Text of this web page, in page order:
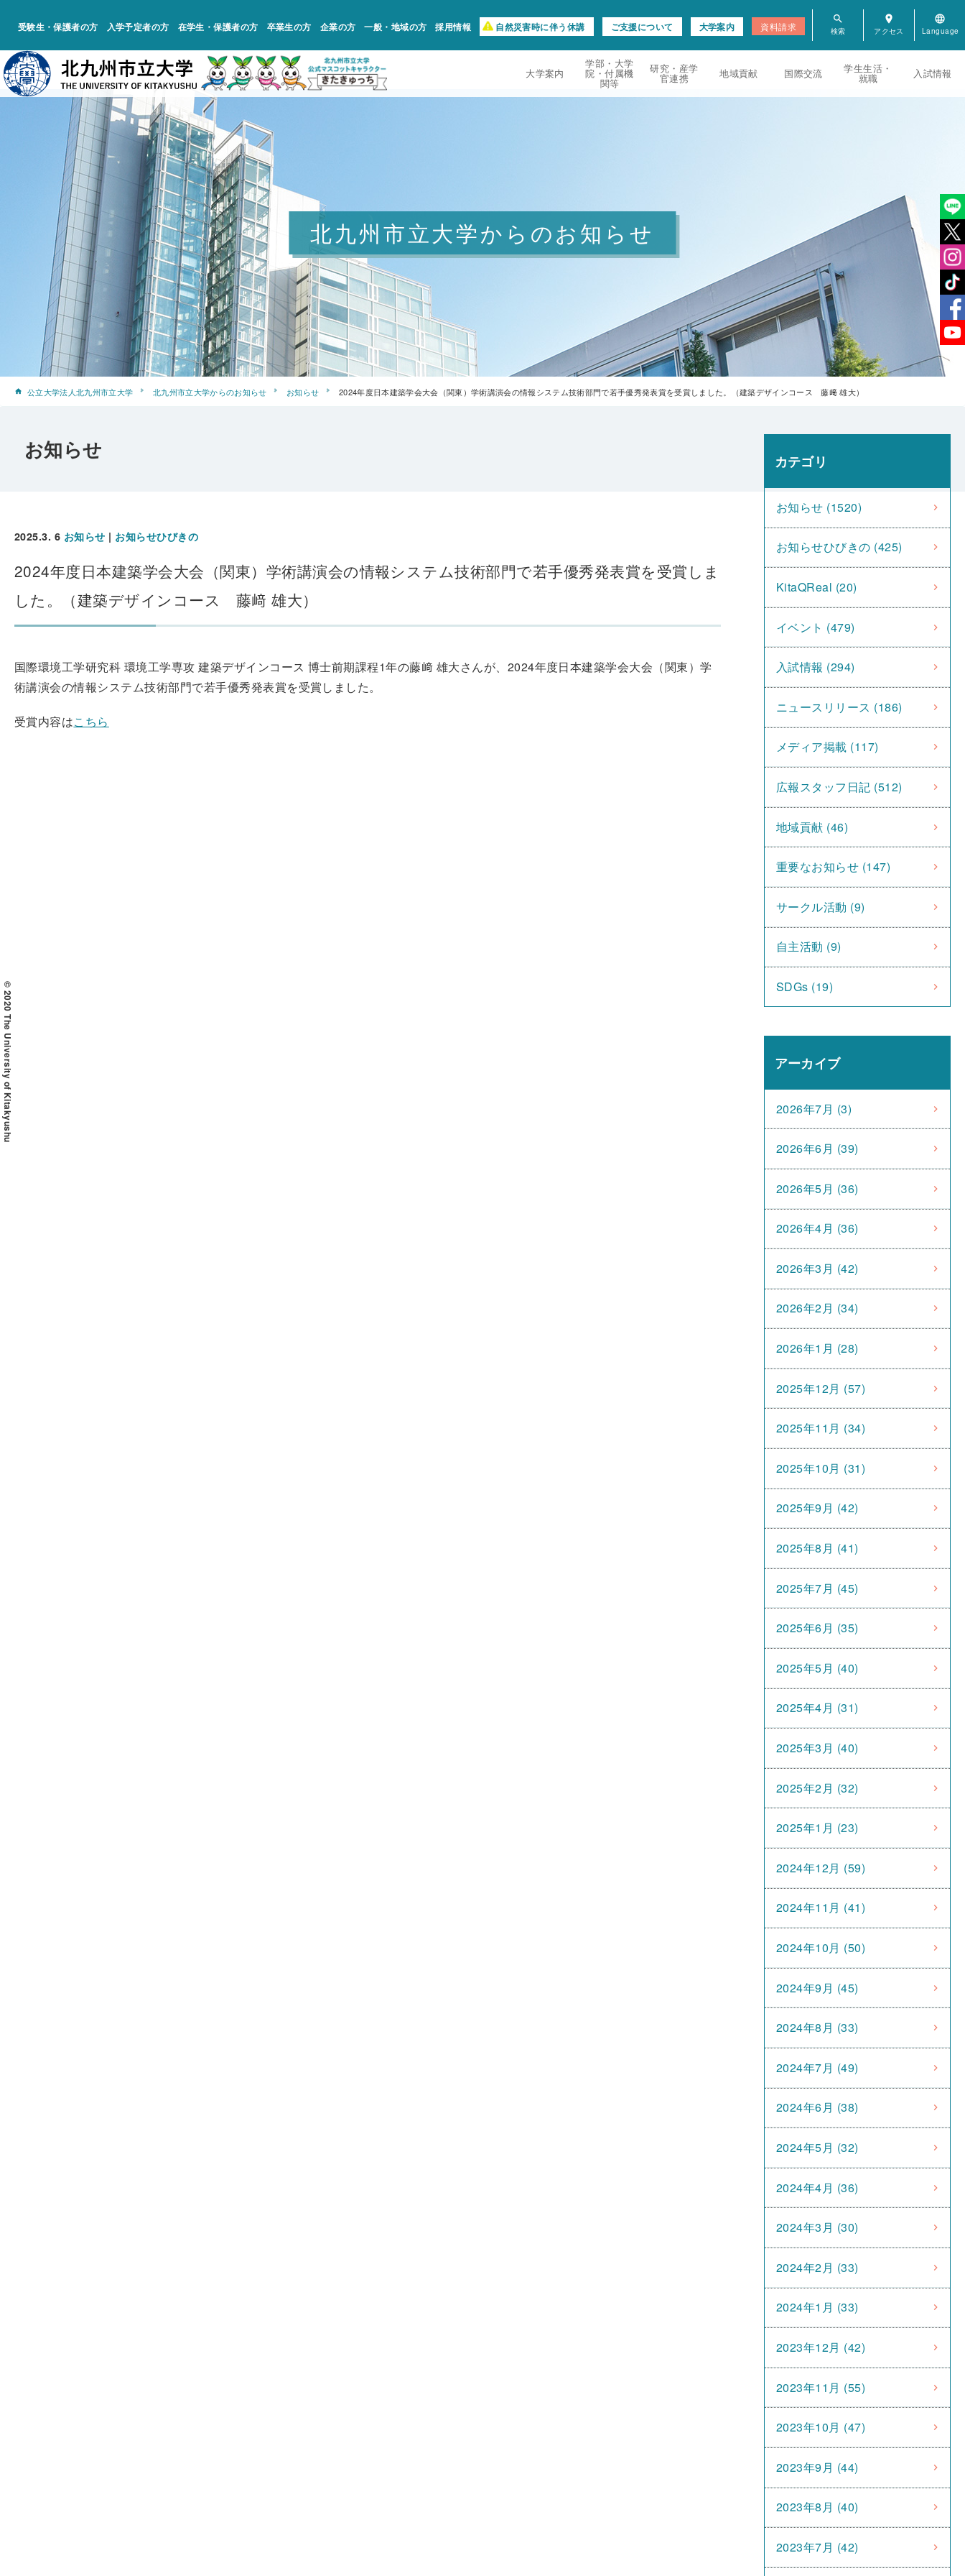
受験生・保護者の方 入学予定者の方 在学生・保護者の方 卒業生の方 企業の方 一般・地域の方 採用情報 自然災害時に伴う休講 ご支援について 大学案内 資料請求
search room language
大学案内
学部・大学
院・付属機
関等
研究・産学
官連携 地域貢献 国際交流 学生生活・
就職 入試情報
© 2020 The University of Kitakyushu
北九州市立大学からのお知らせ
公立大学法人北九州市立大学 北九州市立大学からのお知らせ お知らせ 2024年度日本建築学会大会（関東）学術講演会の情報システム技術部門で若手優秀発表賞を受賞しました。（建築デザインコース 藤﨑 雄大）
お知らせ
2025.3. 6 お知らせ | お知らせひびきの
2024年度日本建築学会大会（関東）学術講演会の情報システム技術部門で若手優秀発表賞を受賞しま
した。（建築デザインコース 藤﨑 雄大）
国際環境工学研究科 環境工学専攻 建築デザインコース 博士前期課程1年の藤﨑 雄大さんが、2024年度日本建築学会大会（関東）学
術講演会の情報システム技術部門で若手優秀発表賞を受賞しました。
受賞内容はこちら
カテゴリ
お知らせ (1520)
お知らせひびきの (425)
KitaQReal (20)
イベント (479)
入試情報 (294)
ニュースリリース (186)
メディア掲載 (117)
広報スタッフ日記 (512)
地域貢献 (46)
重要なお知らせ (147)
サークル活動 (9)
自主活動 (9)
SDGs (19)
アーカイブ
2026年7月 (3)
2026年6月 (39)
2026年5月 (36)
2026年4月 (36)
2026年3月 (42)
2026年2月 (34)
2026年1月 (28)
2025年12月 (57)
2025年11月 (34)
2025年10月 (31)
2025年9月 (42)
2025年8月 (41)
2025年7月 (45)
2025年6月 (35)
2025年5月 (40)
2025年4月 (31)
2025年3月 (40)
2025年2月 (32)
2025年1月 (23)
2024年12月 (59)
2024年11月 (41)
2024年10月 (50)
2024年9月 (45)
2024年8月 (33)
2024年7月 (49)
2024年6月 (38)
2024年5月 (32)
2024年4月 (36)
2024年3月 (30)
2024年2月 (33)
2024年1月 (33)
2023年12月 (42)
2023年11月 (55)
2023年10月 (47)
2023年9月 (44)
2023年8月 (40)
2023年7月 (42)